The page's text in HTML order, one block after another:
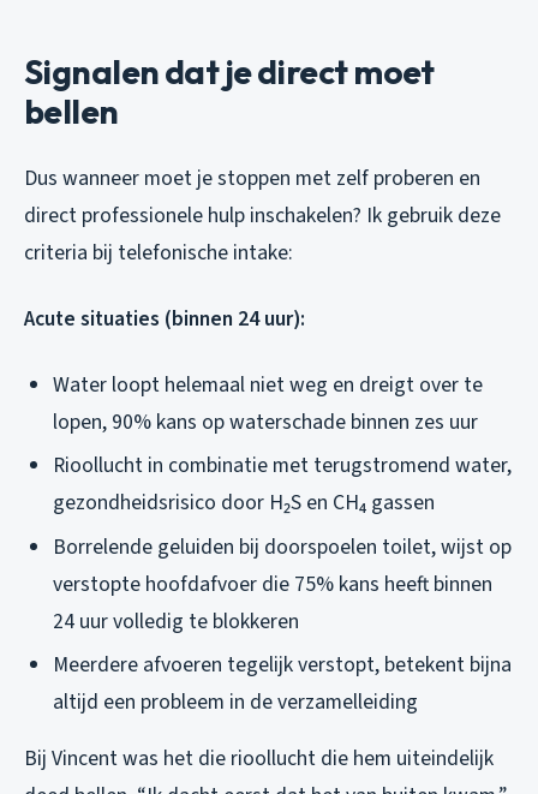
Signalen dat je direct moet
bellen
Dus wanneer moet je stoppen met zelf proberen en
direct professionele hulp inschakelen? Ik gebruik deze
criteria bij telefonische intake:
Acute situaties (binnen 24 uur):
Water loopt helemaal niet weg en dreigt over te
lopen, 90% kans op waterschade binnen zes uur
Rioollucht in combinatie met terugstromend water,
gezondheidsrisico door H₂S en CH₄ gassen
Borrelende geluiden bij doorspoelen toilet, wijst op
verstopte hoofdafvoer die 75% kans heeft binnen
24 uur volledig te blokkeren
Meerdere afvoeren tegelijk verstopt, betekent bijna
altijd een probleem in de verzamelleiding
Bij Vincent was het die rioollucht die hem uiteindelijk